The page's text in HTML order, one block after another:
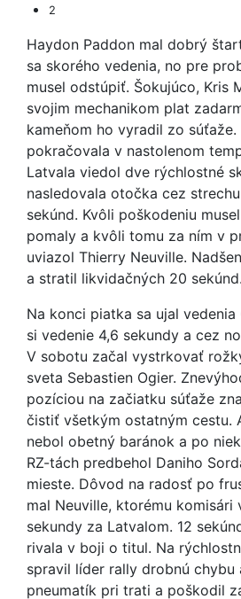
2
Haydon Paddon mal dobrý
sa skorého vedenia, no pre
musel odstúpiť. Šokujúco, Kris
svojim mechanikom plat
kameňom ho vyradil zo
pokračovala v nastolenom
Latvala viedol dve rýchlostné
nasledovala otočka cez
sekúnd. Kvôli poškodeniu
pomaly a kvôli tomu za ním v
uviazol Thierry Neuville.
a stratil likvidačných 20 sekúnd.
Na konci piatka sa ujal
si vedenie 4,6 sekundy a cez
V sobotu začal vystrkovať
sveta Sebastien Ogier.
pozíciou na začiatku súťaže
čistiť všetkým ostatným cestu.
nebol obetný baránok a po
RZ-tách predbehol Daniho
mieste. Dôvod na radosť po
mal Neuville, ktorému komisári
sekundy za Latvalom. 12
rivala v boji o titul. Na
spravil líder rally drobnú chybu
pneumatík pri trati a poškodil